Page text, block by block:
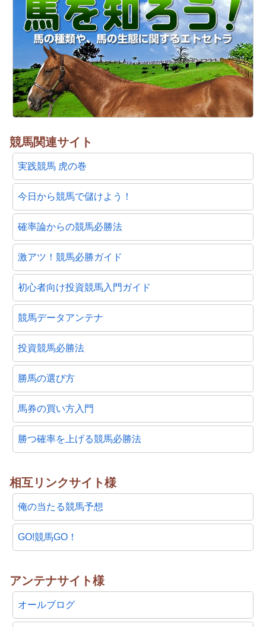
競馬関連サイト
実践競馬 虎の巻
今日から競馬で儲けよう！
確率論からの競馬必勝法
激アツ！競馬必勝ガイド
初心者向け投資競馬入門ガイド
競馬データアンテナ
投資競馬必勝法
勝馬の選び方
馬券の買い方入門
勝つ確率を上げる競馬必勝法
相互リンクサイト様
俺の当たる競馬予想
GO!競馬GO！
アンテナサイト様
オールブログ